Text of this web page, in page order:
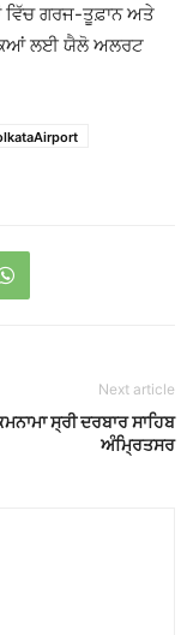
ਵਿੱਚ ਗਰਜ-ਤੂਫ਼ਾਨ ਅਤੇ
ਲਈ ਯੈਲੋ ਅਲਰਟ
Next article
ਸ੍ਰੀ ਦਰਬਾਰ ਸਾਹਿਬ
ਅੰਮ੍ਰਿਤਸਰ